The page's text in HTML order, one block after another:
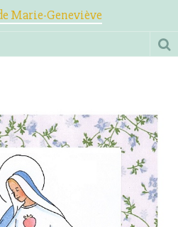
Marie-Geneviève